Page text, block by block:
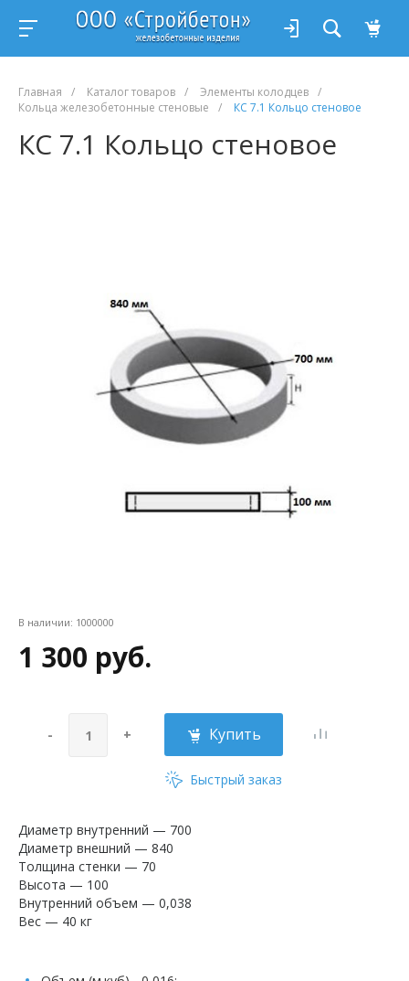
Главная / Каталог товаров / Элементы колодцев /
Кольца железобетонные стеновые
/ КС 7.1 Кольцо стеновое
КС 7.1 Кольцо стеновое
В наличии: 1000000
1 300 руб.
- + Купить
Быстрый заказ
Диаметр внутренний — 700
Диаметр внешний — 840
Толщина стенки — 70
Высота — 100
Внутренний объем — 0,038
Вес — 40 кг